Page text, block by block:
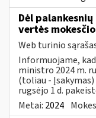
Dėl
vertės mokesčio
Web turinio
Informuojame,
ministro 2024 m.
(toliau -
rugsėjo 1 d.
Metai: 2024